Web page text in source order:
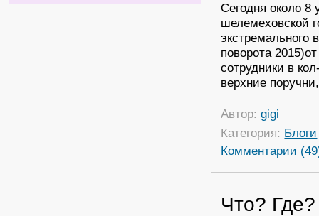
Сегодня около 8
шелемеховской
экстремального
поворота
сотрудники в
верхние
Автор:gigi
Категория: Блоги
Комментарии
Что?